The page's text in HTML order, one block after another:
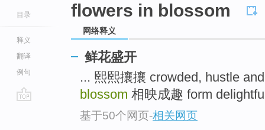
目录
释义
翻译
例句
flowers in blossom
网络释义
鲜花盛开
... 熙熙攘攘 crowded, hustle
blossom 相映成趣 form
基于50个网页-相关网页